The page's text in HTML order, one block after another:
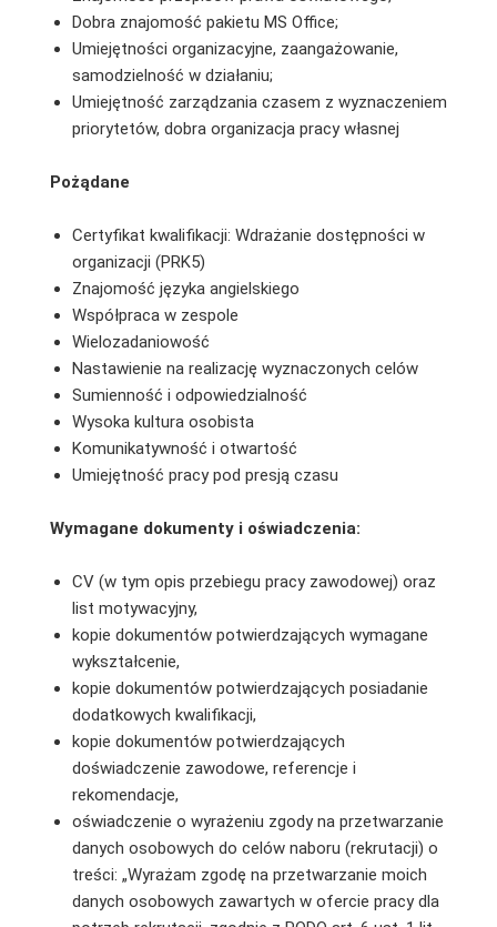
Dobra znajomość pakietu MS Office;
Umiejętności organizacyjne, zaangażowanie,
samodzielność w działaniu;
Umiejętność zarządzania czasem z wyznaczeniem
priorytetów, dobra organizacja pracy własnej
Pożądane
Certyfikat kwalifikacji: Wdrażanie dostępności w
organizacji (PRK5)
Znajomość języka angielskiego
Współpraca w zespole
Wielozadaniowość
Nastawienie na realizację wyznaczonych celów
Sumienność i odpowiedzialność
Wysoka kultura osobista
Komunikatywność i otwartość
Umiejętność pracy pod presją czasu
Wymagane dokumenty i oświadczenia:
CV (w tym opis przebiegu pracy zawodowej) oraz
list motywacyjny,
kopie dokumentów potwierdzających wymagane
wykształcenie,
kopie dokumentów potwierdzających posiadanie
dodatkowych kwalifikacji,
kopie dokumentów potwierdzających
doświadczenie zawodowe, referencje i
rekomendacje,
oświadczenie o wyrażeniu zgody na przetwarzanie
danych osobowych do celów naboru (rekrutacji) o
treści: „Wyrażam zgodę na przetwarzanie moich
danych osobowych zawartych w ofercie pracy dla